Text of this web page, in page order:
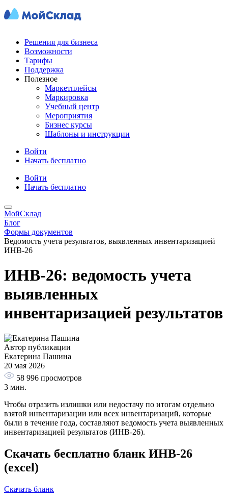
Решения для бизнеса
Возможности
Тарифы
Поддержка
Полезное
Маркетплейсы
Маркировка
Учебный центр
Мероприятия
Бизнес курсы
Шаблоны и инструкции
Войти
Начать бесплатно
Войти
Начать бесплатно
МойСклад
Блог
Формы документов
Ведомость учета результатов, выявленных инвентаризацией
ИНВ-26
ИНВ-26: ведомость учета
выявленных
инвентаризацией результатов
Автор публикации
Екатерина Пашина
20 мая 2026
58 996 просмотров
3 мин.
Чтобы отразить излишки или недостачу по итогам отдельно
взятой инвентаризации или всех инвентаризаций, которые
были в течение года, составляют ведомость учета выявленных
инвентаризацией результатов (ИНВ-26).
Скачать бесплатно бланк ИНВ-26
(excel)
Скачать бланк